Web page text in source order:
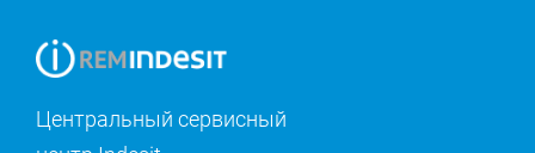
Центральный сервисный